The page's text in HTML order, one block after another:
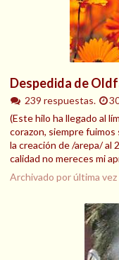
Despedida de
239 respuestas.
(Este hilo ha llegado al
corazon, siempre
la creación de /arepa/ al
calidad no mereces mi
Archivado por última vez